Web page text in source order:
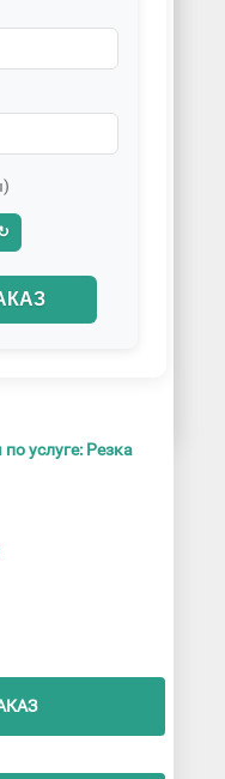
услуге: Резка